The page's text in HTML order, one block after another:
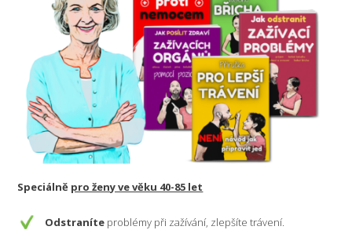
Speciálně pro ženy ve věku 40-85 let
Odstraníte problémy při zažívání, zlepšíte trávení.